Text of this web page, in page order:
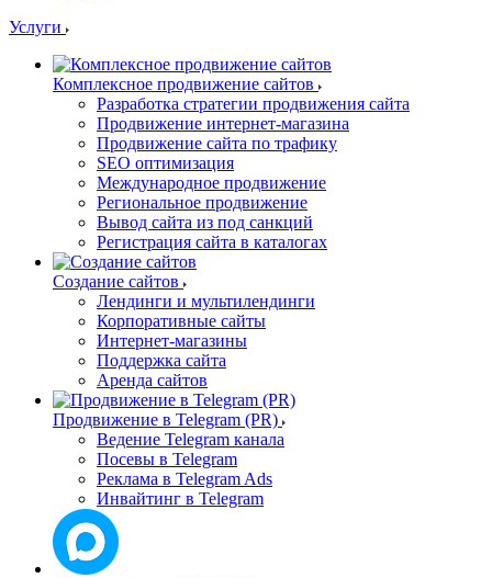
Услуги
Комплексное продвижение сайтов
Разработка стратегии продвижения сайта
Продвижение интернет-магазина
Продвижение сайта по трафику
SEO оптимизация
Международное продвижение
Региональное продвижение
Вывод сайта из под санкций
Регистрация сайта в каталогах
Создание сайтов
Лендинги и мультилендинги
Корпоративные сайты
Интернет-магазины
Поддержка сайта
Аренда сайтов
Продвижение в Telegram (PR)
Ведение Telegram канала
Посевы в Telegram
Реклама в Telegram Ads
Инвайтинг в Telegram